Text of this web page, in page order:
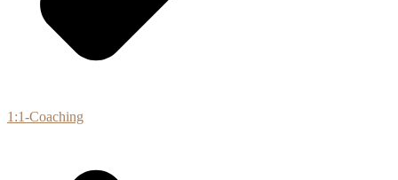
1:1-Coaching